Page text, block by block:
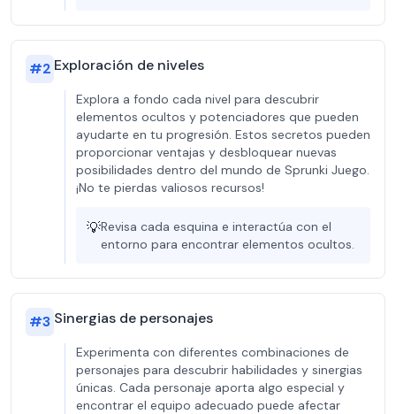
#2 Exploración de niveles
Explora a fondo cada nivel para descubrir
elementos ocultos y potenciadores que pueden
ayudarte en tu progresión. Estos secretos pueden
proporcionar ventajas y desbloquear nuevas
posibilidades dentro del mundo de Sprunki Juego.
¡No te pierdas valiosos recursos!
💡Revisa cada esquina e interactúa con el
entorno para encontrar elementos ocultos.
#3 Sinergias de personajes
Experimenta con diferentes combinaciones de
personajes para descubrir habilidades y sinergias
únicas. Cada personaje aporta algo especial y
encontrar el equipo adecuado puede afectar